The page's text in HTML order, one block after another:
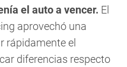
el auto a vencer. El
aprovechó una
rápidamente el
diferencias respecto